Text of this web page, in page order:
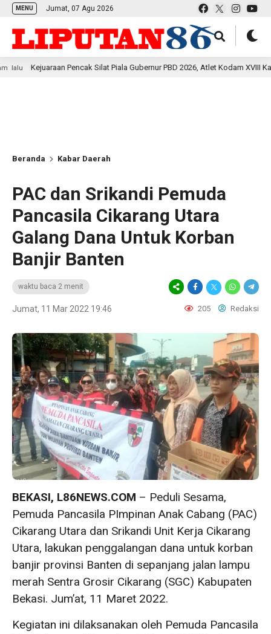
MENU Jumat, 07 Agu 2026
Pencak Silat Piala Gubernur PBD 2026, Atlet Kodam XVIII Kasuari
Beranda Kabar Daerah
PAC dan Srikandi Pemuda
Pancasila Cikarang Utara
Galang Dana Untuk Korban
Banjir Banten
waktu baca 2 menit
Jumat, 11 Mar 2022 19:46 205 Redaksi
BEKASI, L86NEWS.COM – Peduli Sesama,
Pemuda Pancasila PImpinan Anak Cabang (PAC)
Cikarang Utara dan Srikandi Unit Kerja Cikarang
Utara, lakukan penggalangan dana untuk korban
banjir provinsi Banten di sepanjang jalan lampu
merah Sentra Grosir Cikarang (SGC) Kabupaten
Bekasi. Jum’at, 11 Maret 2022.
Kegiatan ini dilaksanakan oleh Pemuda Pancasila